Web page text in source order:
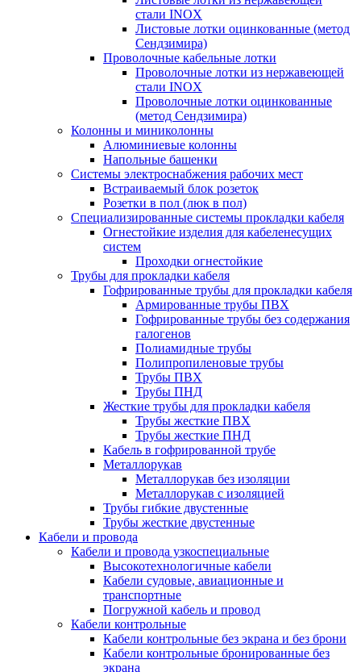
стали INOX
Листовые лотки оцинкованные (метод
Сендзимира)
Проволочные кабельные лотки
Проволочные лотки из нержавеющей
стали INOX
Проволочные лотки оцинкованные
(метод Сендзимира)
Колонны и миниколонны
Алюминиевые колонны
Напольные башенки
Системы электроснабжения рабочих мест
Встраиваемый блок розеток
Розетки в пол (люк в пол)
Специализированные системы прокладки кабеля
Огнестойкие изделия для кабеленесущих
систем
Проходки огнестойкие
Трубы для прокладки кабеля
Гофрированные трубы для прокладки кабеля
Армированные трубы ПВХ
Гофрированные трубы без содержания
галогенов
Полиамидные трубы
Полипропиленовые трубы
Трубы ПВХ
Трубы ПНД
Жесткие трубы для прокладки кабеля
Трубы жесткие ПВХ
Трубы жесткие ПНД
Кабель в гофрированной трубе
Металлорукав
Металлорукав без изоляции
Металлорукав с изоляцией
Трубы гибкие двустенные
Трубы жесткие двустенные
Кабели и провода
Кабели и провода узкоспециальные
Высокотехнологичные кабели
Кабели судовые, авиационные и
транспортные
Погружной кабель и провод
Кабели контрольные
Кабели контрольные без экрана и без брони
Кабели контрольные бронированные без
экрана